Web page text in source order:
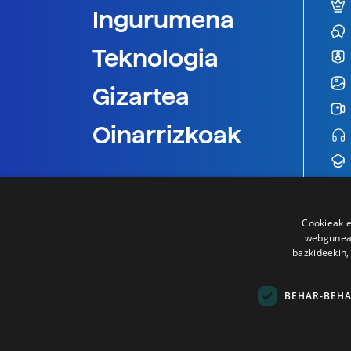
Ingurumena
Teknologia
Gizartea
Oinarrizkoak
Cookieak
BEHAR-